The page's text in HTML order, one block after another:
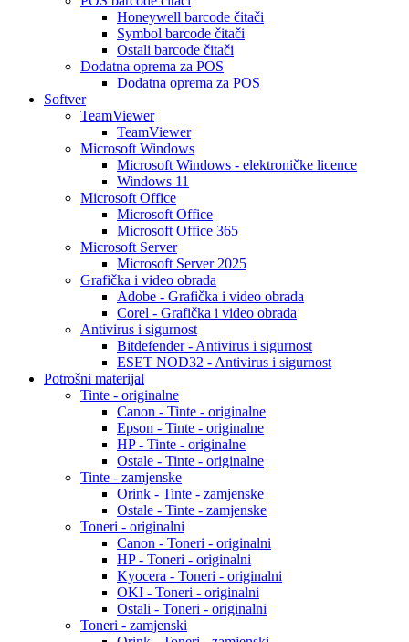
Honeywell barcode čitači
Symbol barcode čitači
Ostali barcode čitači
Dodatna oprema za POS
Dodatna oprema za POS
Softver
TeamViewer
TeamViewer
Microsoft Windows
Microsoft Windows - elektroničke licence
Windows 11
Microsoft Office
Microsoft Office
Microsoft Office 365
Microsoft Server
Microsoft Server 2025
Grafička i video obrada
Adobe - Grafička i video obrada
Corel - Grafička i video obrada
Antivirus i sigurnost
Bitdefender - Antivirus i sigurnost
ESET NOD32 - Antivirus i sigurnost
Potrošni materijal
Tinte - originalne
Canon - Tinte - originalne
Epson - Tinte - originalne
HP - Tinte - originalne
Ostale - Tinte - originalne
Tinte - zamjenske
Orink - Tinte - zamjenske
Ostale - Tinte - zamjenske
Toneri - originalni
Canon - Toneri - originalni
HP - Toneri - originalni
Kyocera - Toneri - originalni
OKI - Toneri - originalni
Ostali - Toneri - originalni
Toneri - zamjenski